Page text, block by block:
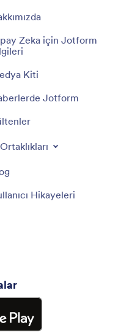
Zeka için Jotform
Kiti
Jotform
Hikayeleri